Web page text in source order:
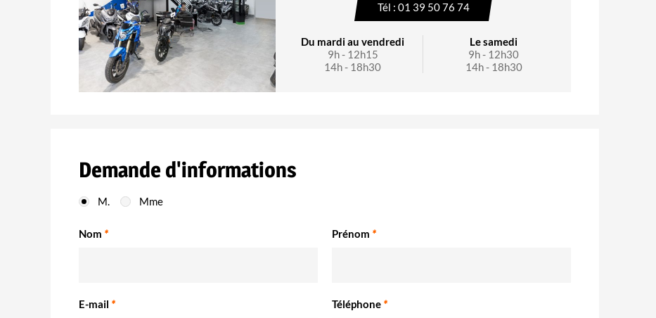
Tél : 01 39 50 76 74
Du mardi au vendredi
9h - 12h15
14h - 18h30
Le samedi
9h - 12h30
14h - 18h30
Demande d'informations
M. Mme
Nom * Prénom *
E-mail * Téléphone *